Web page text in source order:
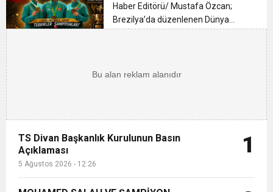
15:06
12:26 TS Divan Başkanlık Kurulunun Basın
Haber Editörü/ Mustafa Özcan;
Brezilya’da düzenlenen Dünya
bir başarıya imza atarak Dünya
TS Divan Başkanlık Kurulunun Basın
Açıklaması
5 Ağustos 2026 - 12:26
1